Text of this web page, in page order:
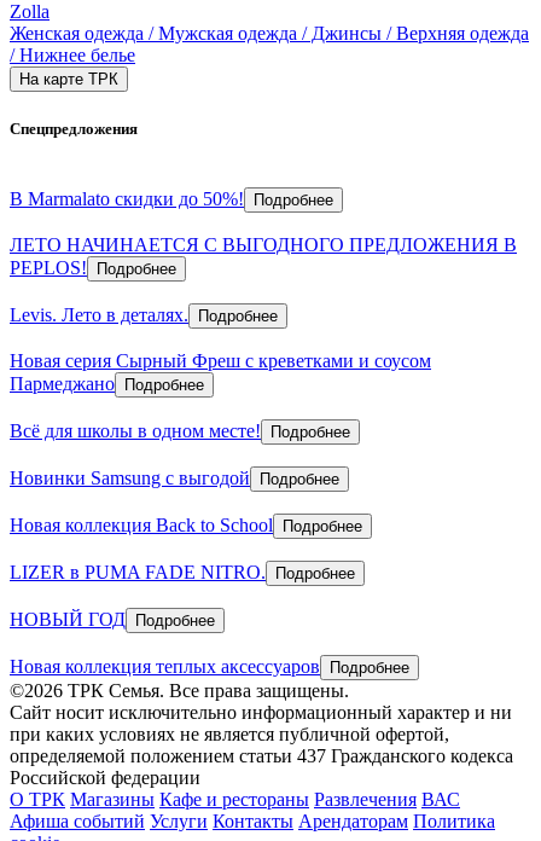
Zolla
Женская одежда / Мужская одежда / Джинсы / Верхняя одежда
/ Нижнее белье
На карте ТРК
Спецпредложения
В Marmalato скидки до 50%! Подробнее
ЛЕТО НАЧИНАЕТСЯ С ВЫГОДНОГО ПРЕДЛОЖЕНИЯ В
PEPLOS!
Подробнее
Levis. Лето в деталях. Подробнее
Новая серия Сырный Фреш с креветками и соусом
Пармеджано Подробнее
Всё для школы в одном месте! Подробнее
Новинки Samsung с выгодой Подробнее
Новая коллекция Back to School Подробнее
LIZER в PUMA FADE NITRO. Подробнее
НОВЫЙ ГОД Подробнее
Новая коллекция теплых аксессуаров Подробнее
©2026 ТРК Семья. Все права защищены.
Сайт носит исключительно информационный характер и ни
при каких условиях не является публичной офертой,
определяемой положением статьи 437 Гражданского кодекса
Российской федерации
О ТРК Магазины Кафе и рестораны Развлечения ВАС
Афиша событий Услуги Контакты Арендаторам Политика